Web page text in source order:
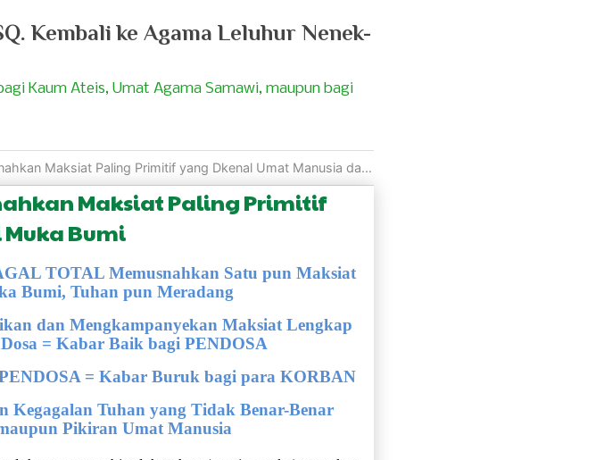
Kembali ke Agama Leluhur Nenek-
Kaum Ateis, Umat Agama Samawi, maupun bagi
Maksiat Paling Primitif yang Dkenal Umat Manusia dari Muka Bumi
Maksiat Paling Primitif
Bumi
TOTAL Memusnahkan Satu pun Maksiat
Bumi, Tuhan pun Meradang
dan Mengkampanyekan Maksiat Lengkap
= Kabar Baik bagi PENDOSA
= Kabar Buruk bagi para KORBAN
Kegagalan Tuhan yang Tidak Benar-Benar
Pikiran Umat Manusia